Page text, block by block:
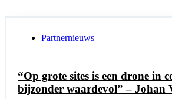
Partnernieuws
“Op grote sites is een drone in
bijzonder waardevol” – Johan